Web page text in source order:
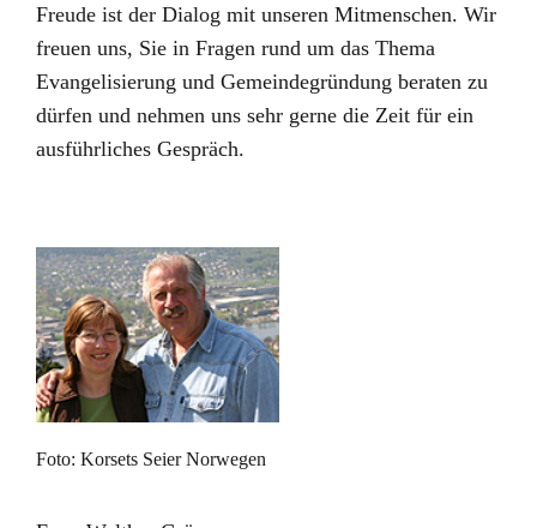
Freude ist der Dialog mit unseren Mitmenschen. Wir
freuen uns, Sie in Fragen rund um das Thema
Evangelisierung und Gemeindegründung beraten zu
dürfen und nehmen uns sehr gerne die Zeit für ein
ausführliches Gespräch.
Foto: Korsets Seier Norwegen